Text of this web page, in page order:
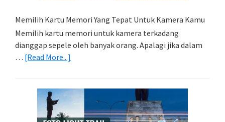
Memilih Kartu Memori Yang Tepat Untuk Kamera Kamu
Memilih kartu memori untuk kamera terkadang
dianggap sepele oleh banyak orang. Apalagi jika dalam
… [Read More...]
Memori
Tepat